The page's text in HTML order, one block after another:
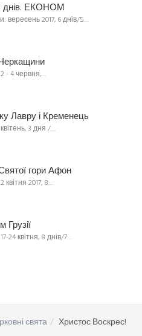
днів. ЕКОНОМ
вересень 2017, 6 днів/5…
- 4 червня,…
Лавру і Кременець
3 дня /…
гори Афон
квітня 2017, 8…
Грузії
24 квітня, 8 днів/7…
свята Христос Воскрес!